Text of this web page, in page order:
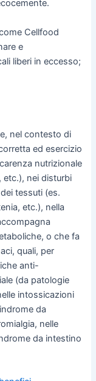
Cellfood
e
liberi in eccesso;
nel contesto di
ed esercizio
nutrizionale
nei disturbi
tessuti (es.
etc.), nella
o che fa
quali, per
anti-
(da patologie
intossicazioni
da
nelle
da intestino